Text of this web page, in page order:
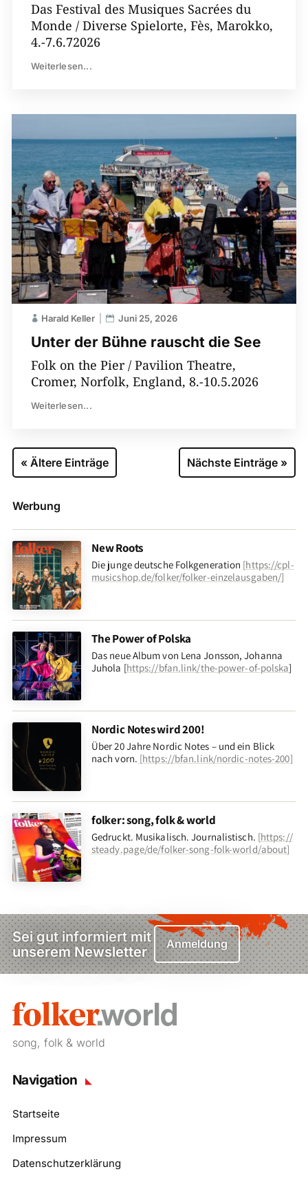
Das Festival des Musiques Sacrées du
Monde / Diverse Spielorte, Fès, Marokko,
4.-7.6.72026
Weiterlesen...
Unter der Bühne rauscht die See
Harald Keller Juni 25, 2026
Folk on the Pier / Pavilion Theatre,
Cromer, Norfolk, England, 8.-10.5.2026
Weiterlesen...
« Ältere Einträge Nächste Einträge »
Werbung
New Roots
Die junge deutsche Folkgeneration [https://cpl-
musicshop.de/folker/folker-einzelausgaben/]
The Power of Polska
Das neue Album von Lena Jonsson, Johanna
Juhola [https://bfan.link/the-power-of-polska]
Nordic Notes wird 200!
Über 20 Jahre Nordic Notes – und ein Blick
nach vorn. [https://bfan.link/nordic-notes-200]
folker: song, folk & world
Gedruckt. Musikalisch. Journalistisch. [https://
steady.page/de/folker-song-folk-world/about]
Sei gut informiert mit
unserem Newsletter
Anmeldung
song, folk & world
Navigation
Startseite
Impressum
Datenschutzerklärung